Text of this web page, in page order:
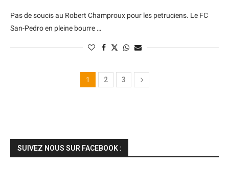
Pas de soucis au Robert Champroux pour les petruciens. Le FC
San-Pedro en pleine bourre …
1 2 3
SUIVEZ NOUS SUR FACEBOOK :